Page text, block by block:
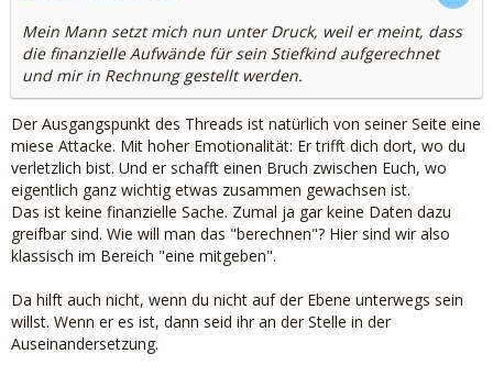
Mein Mann setzt mich nun unter Druck, weil er meint, dass
die finanzielle Aufwände für sein Stiefkind aufgerechnet
und mir in Rechnung gestellt werden.
Der Ausgangspunkt des Threads ist natürlich von seiner Seite eine
miese Attacke. Mit hoher Emotionalität: Er trifft dich dort, wo du
verletzlich bist. Und er schafft einen Bruch zwischen Euch, wo
eigentlich ganz wichtig etwas zusammen gewachsen ist.
Das ist keine finanzielle Sache. Zumal ja gar keine Daten dazu
greifbar sind. Wie will man das "berechnen"? Hier sind wir also
klassisch im Bereich "eine mitgeben".
Da hilft auch nicht, wenn du nicht auf der Ebene unterwegs sein
willst. Wenn er es ist, dann seid ihr an der Stelle in der
Auseinandersetzung.